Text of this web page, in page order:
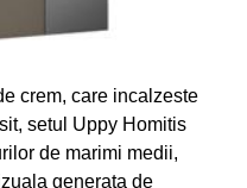
crem, care incalzeste
setul Uppy Homitis
de marimi medii,
generata de